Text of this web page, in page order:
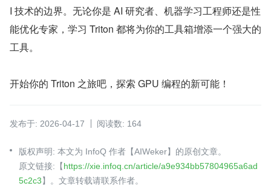
I 技术的边界。无论你是 AI 研究者、机器学习工程师还是性
能优化专家，学习 Triton 都将为你的工具箱增添一个强大的
工具。
开始你的 Triton 之旅吧，探索 GPU 编程的新可能！
发布于: 2026-04-17 阅读数: 164
版权声明: 本文为 InfoQ 作者【AIWeker】的原创文章。
原文链接:【https://xie.infoq.cn/article/a9e934bb57804965a6ad
5c2c3】。文章转载请联系作者。